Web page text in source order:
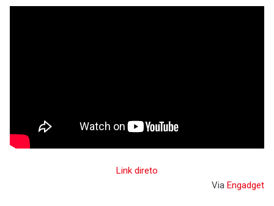
Link direto
Via Engadget